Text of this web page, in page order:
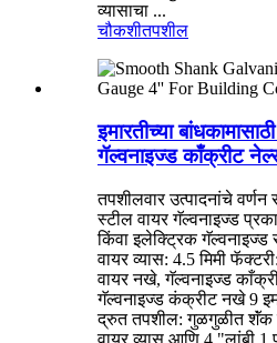
व्यासाचा ...
चौकशीतपशील
इमारतीच्या
गॅल्वनाइज्ड काँक्रीट
तपशीलवार उत्पादनांचे वर्णन
स्टील वायर गॅल्वनाइज्ड
किंवा इलेक्ट्रिक गॅल्वनाइज्ड
वायर व्यास: 4.5 मिमी
वायर नखे, गॅल्वनाइज्ड
गॅल्वनाइज्ड कंक्रीट नखे 9
द्रुत तपशील: गुळगुळीत शॅंक
वायर व्यास आणि 4 "लांबी 1